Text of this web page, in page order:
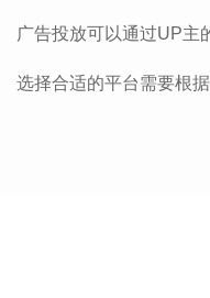
广告投放可以通过UP主
选择合适的平台需要根